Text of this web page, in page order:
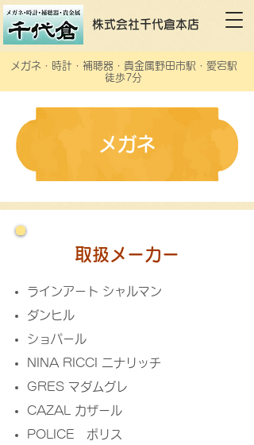
株式会社千代倉本店
メガネ・時計・補聴器・貴金属野田市駅・愛宕駅
徒歩7分
メガネ
取扱メーカー
ラインアート シャルマン
ダンヒル
ショパール
NINA RICCI ニナリッチ
GRES マダムグレ
CAZAL カザール
POLICE ポリス